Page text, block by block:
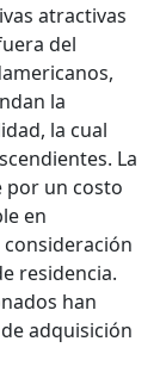
atractivas
del
la
la cual
La
por un costo
en
residencia.
han
adquisición